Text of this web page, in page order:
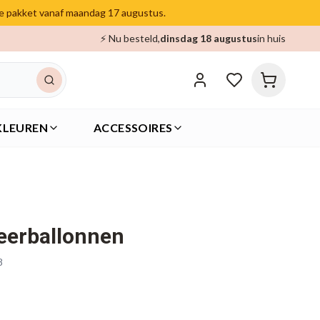
vanaf maandag 17 augustus.
⚡ Nu besteld,dinsdag 18 augustusin huis
ACCESSOIRES